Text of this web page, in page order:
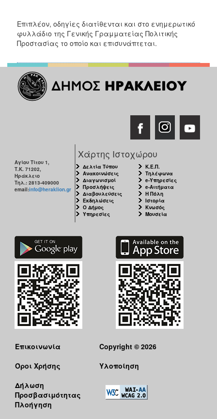
Επιπλέον, οδηγίες διατίθενται και στο ενημερωτικό
φυλλάδιο της Γενικής Γραμματείας Πολιτικής
Προστασίας το οποίο και επισυνάπτεται.
Αγίου Τίτου 1,
Τ.Κ. 71202,
Ηράκλειο
Τηλ.: 2813-409000
email:info@heraklion.gr
Χάρτης Ιστοχώρου
Δελτία Τύπου
Ανακοινώσεις
Διαγωνισμοί
Προσλήψεις
Διαβουλεύσεις
Εκδηλώσεις
Ο Δήμος
Υπηρεσίες
Κ.Ε.Π.
Τηλέφωνα
e-Υπηρεσίες
e-Αιτήματα
Η Πόλη
Ιστορία
Κνωσός
Μουσεία
Επικοινωνία
Όροι Χρήσης
Δήλωση
Προσβασιμότητας
Πλοήγηση
Copyright © 2026
Υλοποίηση